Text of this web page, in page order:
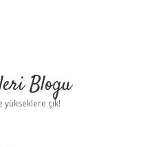
Blogu
çık!